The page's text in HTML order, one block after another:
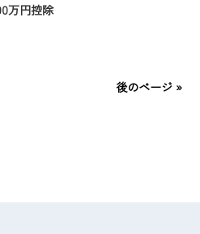
万円控除
後のページ »